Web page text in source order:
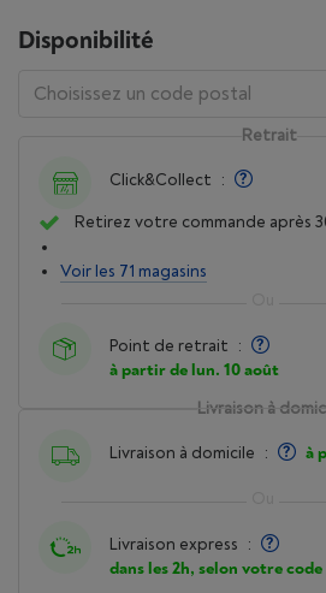
Disponibilité
Livraison à
Livraison à domicile : à
Livraison express :
dans les 2h, selon votre
Retrait
Click&Collect :
Retirez votre commande après
Voir les 71 magasins
Point de retrait :
à partir de lun. 10 août